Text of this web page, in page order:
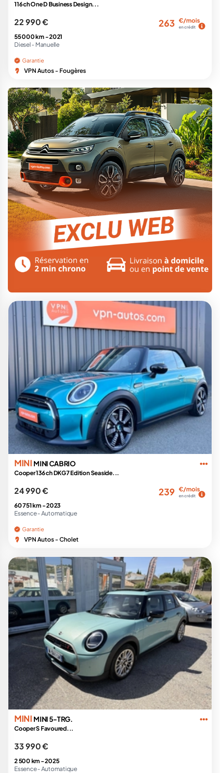
116 ch One D Business Design...
22 990 € 263 €/mois
en crédit
55 000 km -2021
Diesel - Manuelle
Garantie
VPN Autos - Fougères
MINI MINI CABRIO
Cooper 136 ch DKG7 Edition Seaside...
24 990 € 239 €/mois
en crédit
60 751 km -2023
Essence - Automatique
Garantie
VPN Autos - Cholet
MINI MINI 5-TRG.
Cooper S Favoured...
33 990 €
2 500 km -2025
Essence - Automatique